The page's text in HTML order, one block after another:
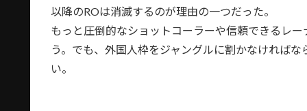
以降のROは消滅するのが理由の一つだった。
もっと圧倒的なショットコーラーや信頼できるレ
う。でも、外国人枠をジャングルに割かなければ
い。